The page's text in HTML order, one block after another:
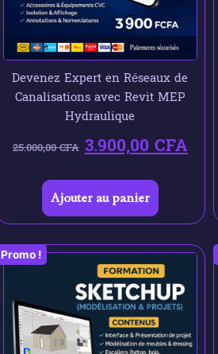
Devenez Expert en Réseaux de
Canalisations avec Revit MEP
Hydraulique
25.000,00CFA 3.900,00CFA
Ajouter au panier
Promo !